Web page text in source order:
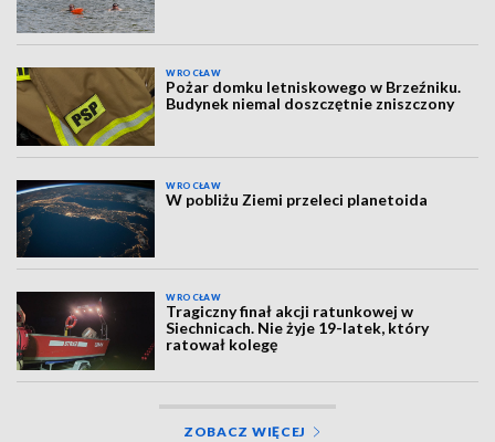
WROCŁAW
Pożar domku letniskowego w Brzeźniku.
Budynek niemal doszczętnie zniszczony
WROCŁAW
W pobliżu Ziemi przeleci planetoida
WROCŁAW
Tragiczny finał akcji ratunkowej w
Siechnicach. Nie żyje 19-latek, który
ratował kolegę
ZOBACZ WIĘCEJ